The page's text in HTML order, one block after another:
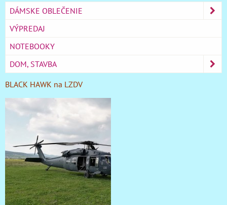
DÁMSKE OBLEČENIE
VÝPREDAJ
NOTEBOOKY
DOM, STAVBA
BLACK HAWK na LZDV